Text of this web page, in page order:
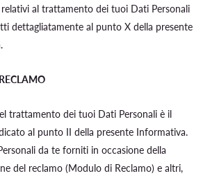
al trattamento dei tuoi Dati Personali
dettagliatamente al punto X della presente
trattamento dei tuoi Dati Personali è il
al punto II della presente Informativa.
da te forniti in occasione della
del reclamo (Modulo di Reclamo) e altri,